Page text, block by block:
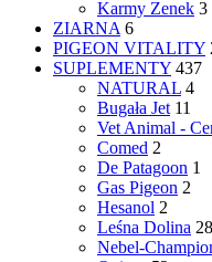
Karmy Zenek 3
ZIARNA 6
PIGEON VITALITY
SUPLEMENTY 437
NATURAL 4
Bugała Jet 11
Vet Animal -
Comed 2
De Patagoon 1
Gas Pigeon 2
Hesanol 2
Leśna Dolina 28
Nebel-